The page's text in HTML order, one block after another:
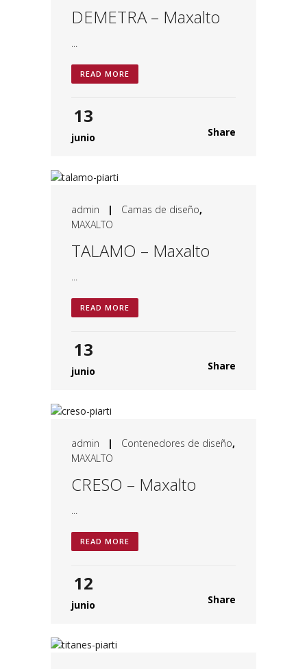
DEMETRA – Maxalto
...
READ MORE
13
junio Share
admin | Camas de diseño,
MAXALTO
TALAMO – Maxalto
...
READ MORE
13
junio Share
admin | Contenedores de diseño,
MAXALTO
CRESO – Maxalto
...
READ MORE
12
junio Share